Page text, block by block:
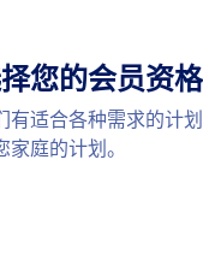
您的会员资格
有适合各种需求的计
家庭的计划。